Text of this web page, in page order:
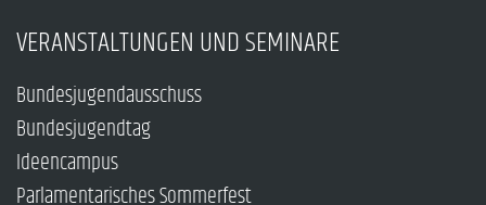
VERANSTALTUNGEN UND SEMINARE
Bundesjugendausschuss
Bundesjugendtag
Ideencampus
Parlamentarisches Sommerfest